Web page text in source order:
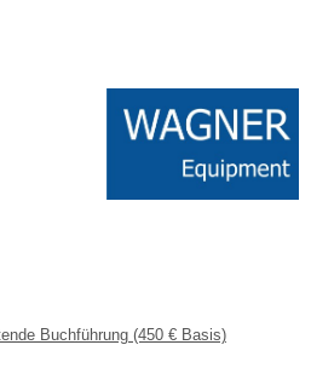
Buchführung (450 € Basis)